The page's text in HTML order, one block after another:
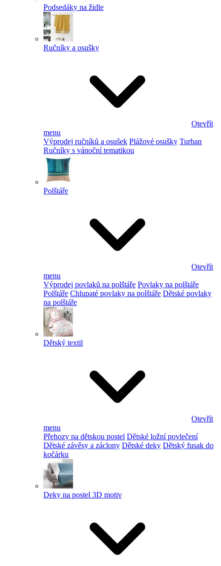
Podsedáky na židle
Ručníky a osušky
Otevřít
menu
Výprodej ručníků a osušek Plážové osušky Turban
Ručníky s vánoční tematikou
Polštáře
Otevřít
menu
Výprodej povlaků na polštáře Povlaky na polštáře
Polštáře Chlupaté povlaky na polštáře Dětské povlaky
na polštáře
Dětský textil
Otevřít
menu
Přehozy na dětskou postel Dětské ložní povlečení
Dětské závěsy a záclony Dětské deky Dětský fusak do
kočárku
Deky na postel 3D motiv